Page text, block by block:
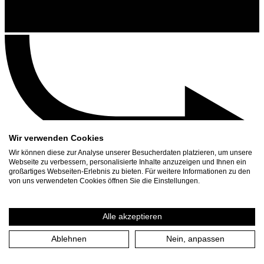
Contact
Press Download
Wir verwenden Cookies
Wir können diese zur Analyse unserer Besucherdaten platzieren, um unsere
Webseite zu verbessern, personalisierte Inhalte anzuzeigen und Ihnen ein
großartiges Webseiten-Erlebnis zu bieten. Für weitere Informationen zu den
von uns verwendeten Cookies öffnen Sie die Einstellungen.
Alle akzeptieren
Ablehnen Nein, anpassen